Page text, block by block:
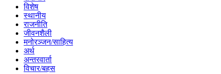
विशेष
स्थानीय
राजनीति
जीवनशैली
मनोरञ्जन/साहित्य
अर्थ
अन्तरवार्ता
विचार/बहस